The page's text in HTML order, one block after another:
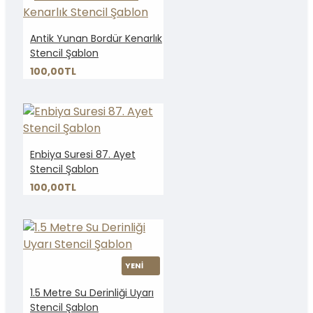
Antik Yunan Bordür Kenarlık
Stencil Şablon
100,00TL
Enbiya Suresi 87. Ayet
Stencil Şablon
100,00TL
YENİ
1.5 Metre Su Derinliği Uyarı
Stencil Şablon